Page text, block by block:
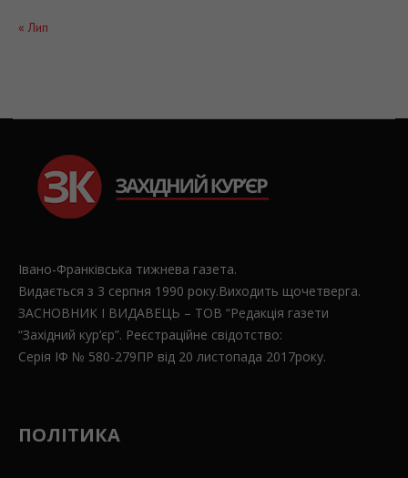
« Лип
Івано-Франківська тижнева газета.
Видається з 3 серпня 1990 року.Виходить щочетверга.
ЗАСНОВНИК І ВИДАВЕЦЬ – ТОВ “Редакція газети
“Західний кур’єр”. Реєстраційне свідотство:
Серія ІФ № 580-279ПР від 20 листопада 2017року.
ПОЛІТИКА